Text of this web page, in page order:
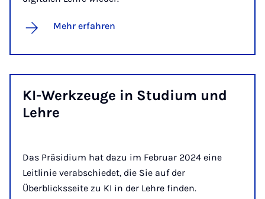
Mehr erfahren
KI-Werk­zeu­ge in Stu­di­um und
Leh­re
Das Präsidium hat dazu im Februar 2024 eine
Leitlinie verabschiedet, die Sie auf der
Überblicksseite zu KI in der Lehre finden.